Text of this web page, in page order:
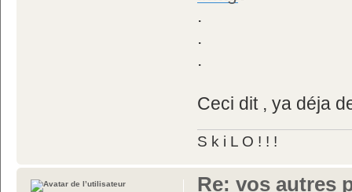
.
.
.
Ceci dit , ya déja
S k i L O ! ! !
Re: vos autres